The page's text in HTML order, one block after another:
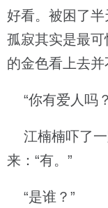
好看。被困了
孤寂其实是最
的金色看上去并
“你有爱人吗
江楠楠吓了一
来：“有。”
“是谁？”